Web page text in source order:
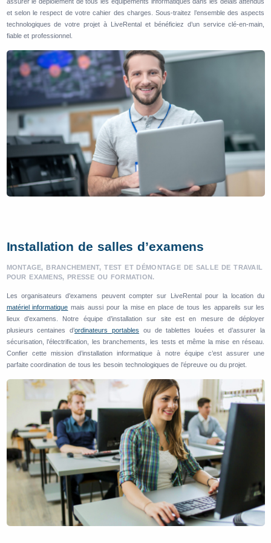
et selon le respect de votre cahier des charges. Sous-traitez l’ensemble des aspects
technologiques de votre projet à LiveRental et bénéficiez d’un service clé-en-main,
fiable et professionnel.
Installation de salles d’examens
MONTAGE, BRANCHEMENT, TEST ET DÉMONTAGE DE SALLE DE TRAVAIL
POUR EXAMENS, PRESSE OU FORMATION.
Les organisateurs d’examens peuvent compter sur LiveRental pour la location du
matériel informatique mais aussi pour la mise en place de tous les appareils sur les
lieux d’examens. Notre équipe d’installation sur site est en mesure de déployer
plusieurs centaines d’ordinateurs portables ou de tablettes louées et d’assurer la
sécurisation, l’électrification, les branchements, les tests et même la mise en réseau.
Confier cette mission d’installation informatique à notre équipe c’est assurer une
parfaite coordination de tous les besoin technologiques de l’épreuve ou du projet.